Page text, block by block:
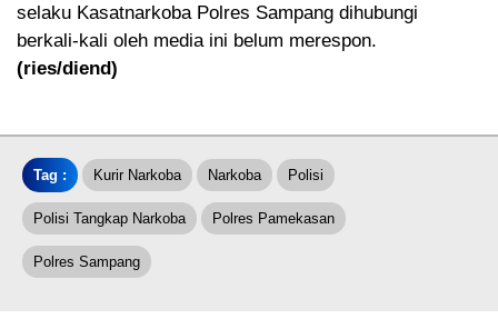
selaku Kasatnarkoba Polres Sampang dihubungi
berkali-kali oleh media ini belum merespon.
(ries/diend)
Tag : Kurir Narkoba Narkoba Polisi
Polisi Tangkap Narkoba Polres Pamekasan
Polres Sampang